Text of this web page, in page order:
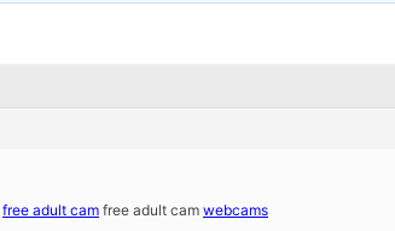
free adult cam free adult cam webcams